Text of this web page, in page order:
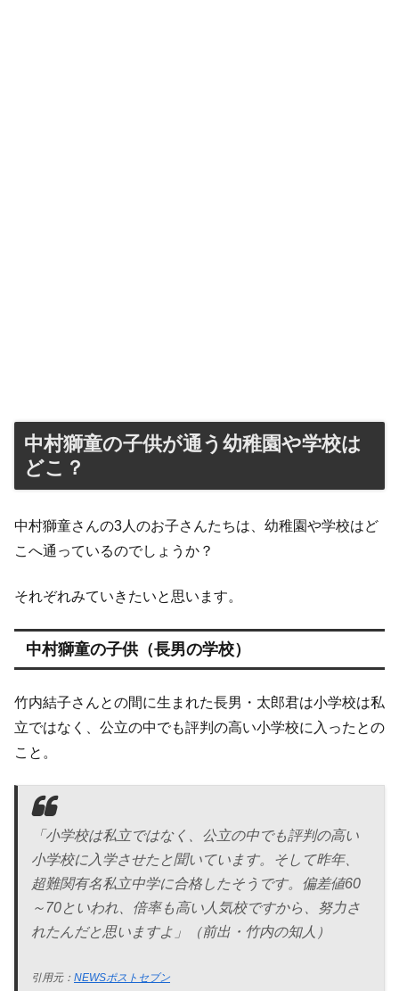
中村獅童の子供が通う幼稚園や学校は
どこ？
中村獅童さんの3人のお子さんたちは、幼稚園や学校はど
こへ通っているのでしょうか？
それぞれみていきたいと思います。
中村獅童の子供（長男の学校）
竹内結子さんとの間に生まれた長男・太郎君は小学校は私
立ではなく、公立の中でも評判の高い小学校に入ったとの
こと。
「小学校は私立ではなく、公立の中でも評判の高い
小学校に入学させたと聞いています。そして昨年、
超難関有名私立中学に合格したそうです。偏差値60
～70といわれ、倍率も高い人気校ですから、努力さ
れたんだと思いますよ」（前出・竹内の知人）
引用元： NEWSポストセブン